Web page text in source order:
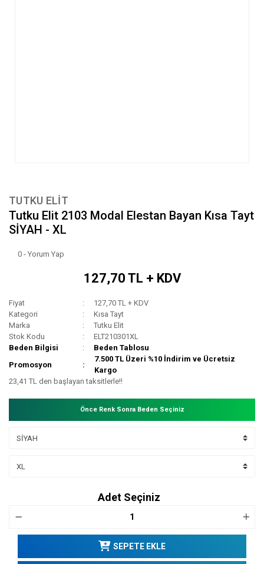
TUTKU ELIT
Tutku Elit 2103 Modal Elestan Bayan Kısa Tayt
SİYAH - XL
0 - Yorum Yap
127,70 TL + KDV
Fiyat
127,70 TL + KDV
Kategori
Kısa Tayt
Marka
Tutku Elit
Stok Kodu
ELT210301XL
Beden Bilgisi
Beden Tablosu
Promosyon
7.500 TL Üzeri %10 İndirim ve Ücretsiz
Kargo
23,41 TL den başlayan taksitlerle!!
Önce Renk Sonra Beden Seçiniz
Adet Seçiniz
SEPETE EKLE